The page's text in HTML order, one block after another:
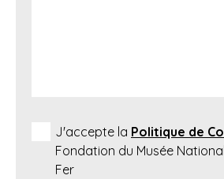
J'accepte la Politique de
Fondation du Musée
Fer